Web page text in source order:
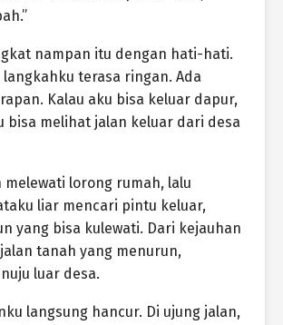
nampan itu dengan hati-hati.
terasa ringan. Ada
Kalau aku bisa keluar dapur,
bisa melihat jalan keluar dari desa
melewati lorong rumah, lalu
liar mencari pintu keluar,
yang bisa kulewati. Dari kejauhan
tanah yang menurun,
luar desa.
langsung hancur. Di ujung jalan,